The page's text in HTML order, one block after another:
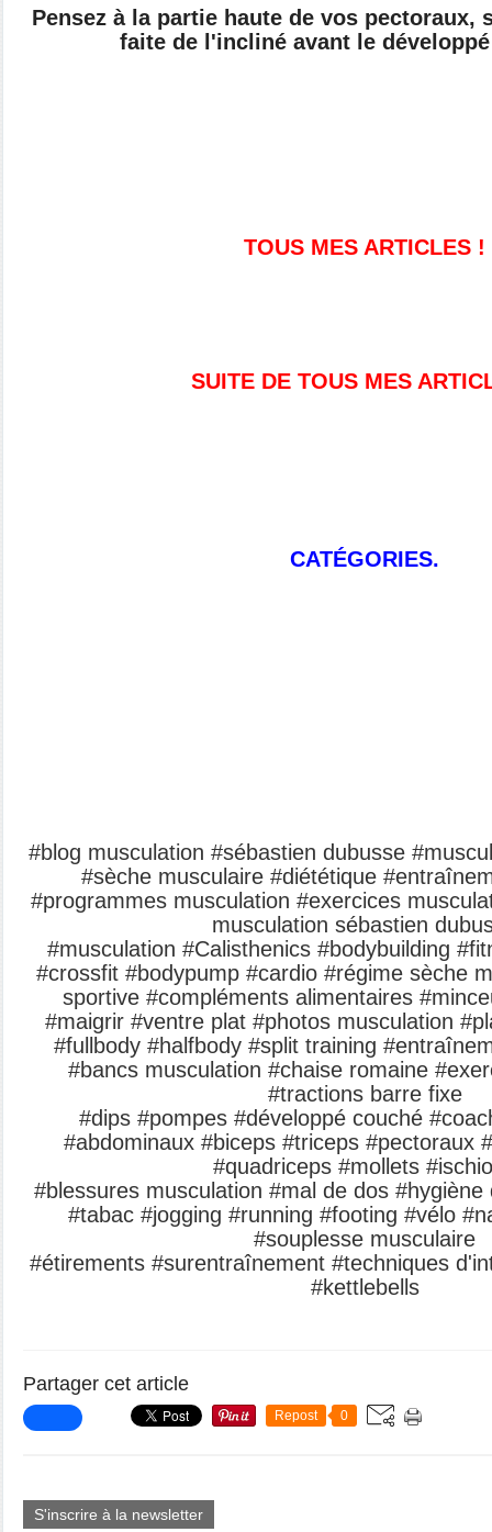
Pensez à la partie haute de vos pectoraux,
faite de l'incliné avant le
TOUS MES ARTICLES !
SUITE DE TOUS MES
CATÉGORIES.
#blog musculation #sébastien dubusse
#sèche musculaire #diététique
#programmes musculation #exercices
musculation sébastien
#musculation #Calisthenics #bodybuilding
#crossfit #bodypump #cardio #régime sèche
sportive #compléments alimentaires
#maigrir #ventre plat #photos musculation
#fullbody #halfbody #split training
#bancs musculation #chaise romaine
#tractions barre fixe
#dips #pompes #développé couché
#abdominaux #biceps #triceps #pectoraux
#quadriceps #mollets
#blessures musculation #mal de dos
#tabac #jogging #running #footing #vélo
#souplesse musculaire
#étirements #surentraînement #techniques
#kettlebells
Partager cet article
Repost 0
S'inscrire à la newsletter